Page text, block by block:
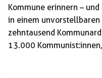
Kommune erinnern –
in einem
zehntausend
13.000